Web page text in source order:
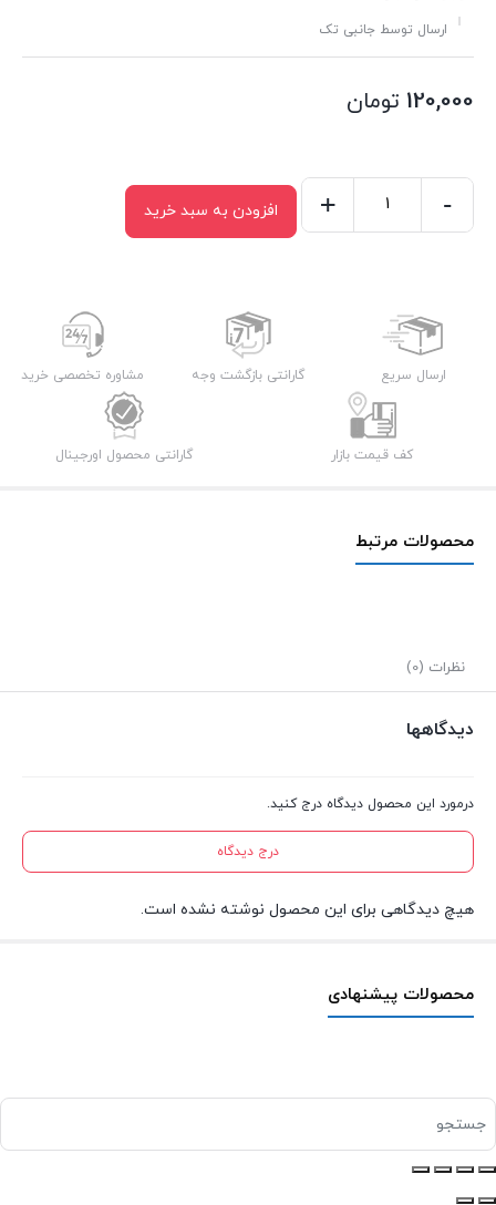
ارسال توسط جانبی تک
120,000 تومان
-
+ افزودن به سبد خرید
ارسال سریع گارانتی بازگشت وجه مشاوره تخصصی خرید
کف قیمت بازار گارانتی محصول اورجینال
محصولات مرتبط
نظرات (0)
دیدگاهها
درمورد این محصول دیدگاه درج کنید.
درج دیدگاه
هیچ دیدگاهی برای این محصول نوشته نشده است.
محصولات پیشنهادی